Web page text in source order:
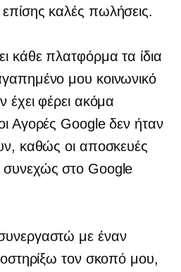
καλές πωλήσεις.
κάθε πλατφόρμα τα ίδια
μου κοινωνικό
έχει φέρει ακόμα
Αγορές Google δεν ήταν
καθώς οι αποσκευές
συνεχώς στο Google
με έναν
τον σκοπό μου,